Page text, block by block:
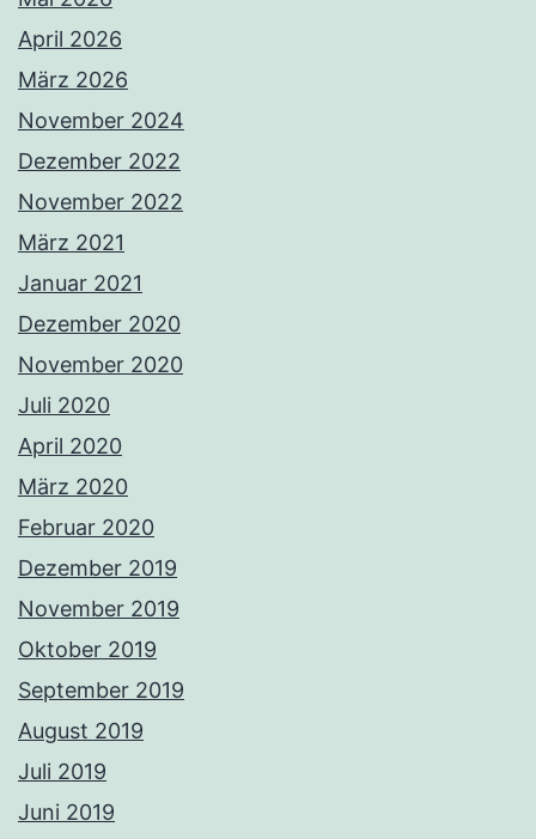
April 2026
März 2026
November 2024
Dezember 2022
November 2022
März 2021
Januar 2021
Dezember 2020
November 2020
Juli 2020
April 2020
März 2020
Februar 2020
Dezember 2019
November 2019
Oktober 2019
September 2019
August 2019
Juli 2019
Juni 2019